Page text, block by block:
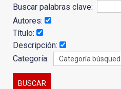
Buscar palabras clave:
Autores:
Título:
Descripción:
Categoría: